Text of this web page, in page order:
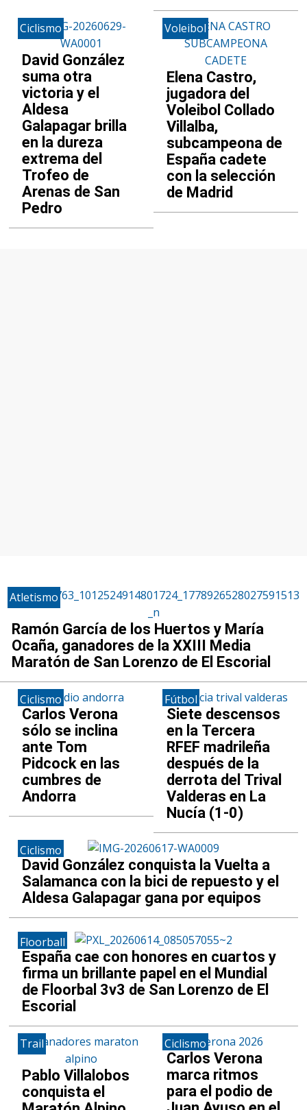
Ciclismo
David González
suma otra
victoria y el
Aldesa
Galapagar brilla
en la dureza
extrema del
Trofeo de
Arenas de San
Pedro
Voleibol
Elena Castro,
jugadora del
Voleibol Collado
Villalba,
subcampeona de
España cadete
con la selección
de Madrid
Atletismo
Ramón García de los Huertos y María
Ocaña, ganadores de la XXIII Media
Maratón de San Lorenzo de El Escorial
Ciclismo
Carlos Verona
sólo se inclina
ante Tom
Pidcock en las
cumbres de
Andorra
Fútbol
Siete descensos
en la Tercera
RFEF madrileña
después de la
derrota del Trival
Valderas en La
Nucía (1-0)
Ciclismo
David González conquista la Vuelta a
Salamanca con la bici de repuesto y el
Aldesa Galapagar gana por equipos
Floorball
España cae con honores en cuartos y
firma un brillante papel en el Mundial
de Floorbal 3v3 de San Lorenzo de El
Escorial
Trail
Pablo Villalobos
conquista el
Ciclismo
Carlos Verona
marca ritmos
para el podio de